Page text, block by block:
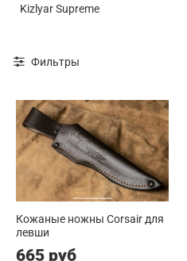
Kizlyar Supreme
Фильтры
Кожаные ножны Corsair для
левши
665 руб